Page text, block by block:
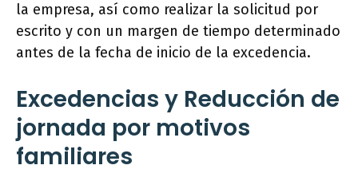
la empresa, así como realizar la solicitud por
escrito y con un margen de tiempo determinado
antes de la fecha de inicio de la excedencia.
Excedencias y Reducción de
jornada por motivos
familiares